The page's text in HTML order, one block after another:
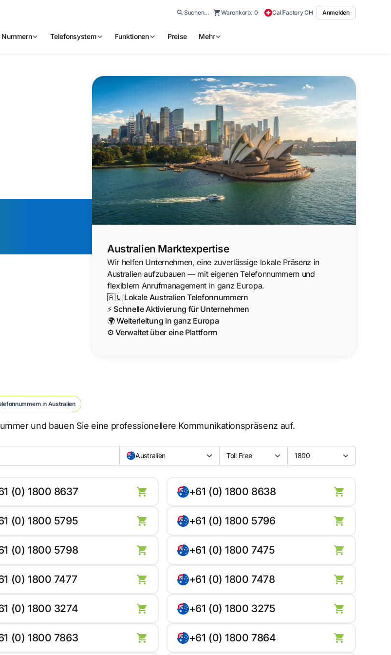
Suchen… Warenkorb: 0 CallFactory CH Anmelden
Telefonsystem Funktionen Preise Mehr
Australien Marktexpertise
Wir helfen Unternehmen, eine zuverlässige lokale Präsenz in
Australien aufzubauen — mit eigenen Telefonnummern und
flexiblem Anrufmanagement in ganz Europa.
🇦🇺 Lokale Australien Telefonnummern
⚡ Schnelle Aktivierung für Unternehmen
🌍 Weiterleitung in ganz Europa
⚙️ Verwaltet über eine Plattform
in Australien
und bauen Sie eine professionellere Kommunikationspräsenz auf.
Australien Toll Free 1800
(0) 1800 8637
(0) 1800 5795
(0) 1800 5798
(0) 1800 7477
(0) 1800 3274
(0) 1800 7863
+61 (0) 1800 8638
+61 (0) 1800 5796
+61 (0) 1800 7475
+61 (0) 1800 7478
+61 (0) 1800 3275
+61 (0) 1800 7864